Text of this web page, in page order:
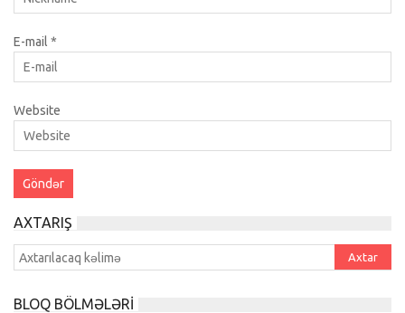
E-mail *
Website
AXTARIŞ
BLOQ BÖLMƏLƏRI